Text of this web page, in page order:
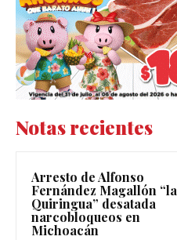
Notas recientes
Arresto de Alfonso
Fernández Magallón “la
Quiringua” desatada
narcobloqueos en
Michoacán